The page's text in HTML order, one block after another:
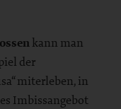
kann man
der
miterleben, in
Imbissangebot